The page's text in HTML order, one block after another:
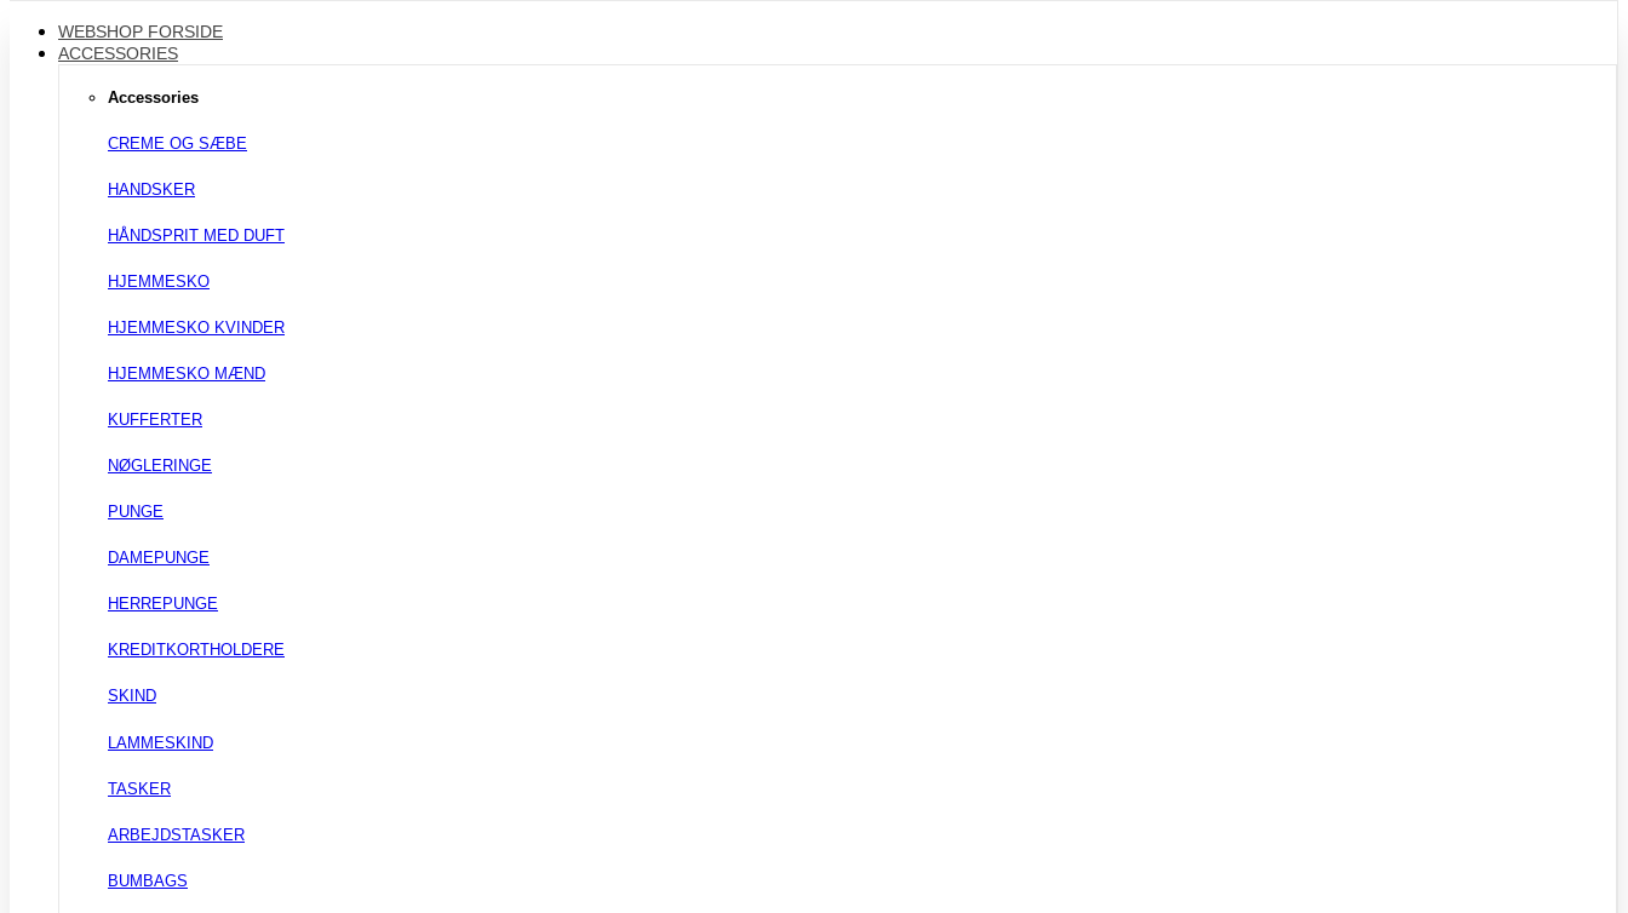
WEBSHOP FORSIDE
ACCESSORIES
Accessories
CREME OG SÆBE
HANDSKER
HÅNDSPRIT MED DUFT
HJEMMESKO
HJEMMESKO KVINDER
HJEMMESKO MÆND
KUFFERTER
NØGLERINGE
PUNGE
DAMEPUNGE
HERREPUNGE
KREDITKORTHOLDERE
SKIND
LAMMESKIND
TASKER
ARBEJDSTASKER
BUMBAGS